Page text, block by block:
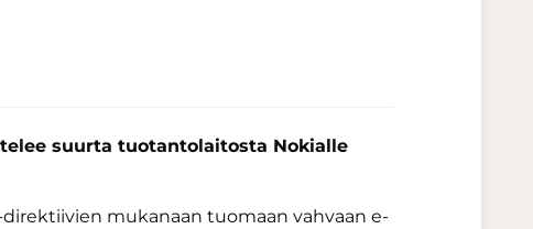
suurta tuotantolaitosta Nokialle
mukanaan tuomaan vahvaan e-